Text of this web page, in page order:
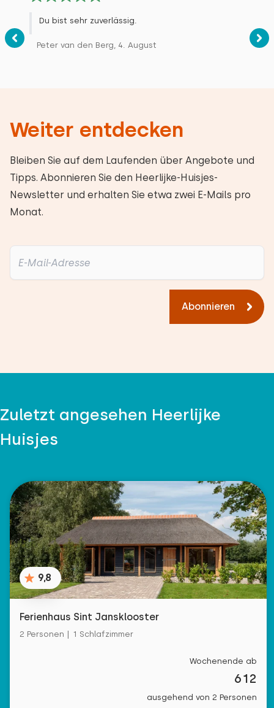
Das freut mich sehr, danke! 😉
Du bist sehr zuverlässig.
Peter van den Berg, 4. August
Weiter entdecken
Bleiben Sie auf dem Laufenden über Angebote und
Tipps. Abonnieren Sie den Heerlijke-Huisjes-
Newsletter und erhalten Sie etwa zwei E-Mails pro
Monat.
Abonnieren
Zuletzt angesehen Heerlijke
Huisjes
9,8
Ferienhaus Sint Jansklooster
2 Personen | 1 Schlafzimmer
Wochenende ab
612
ausgehend von 2 Personen